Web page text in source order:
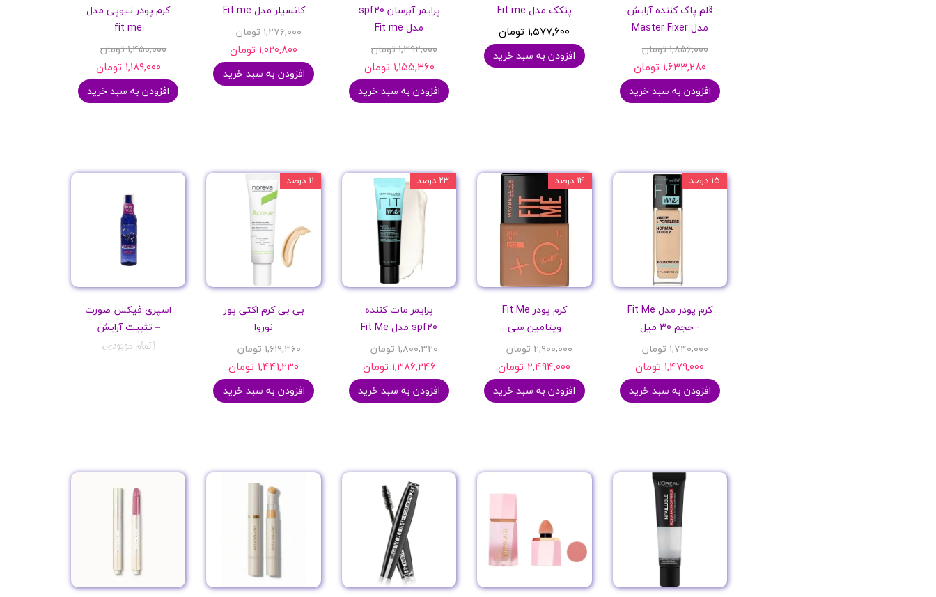
قلم پاک کننده آرایش
مدل Master Fixer
۱,۸۵۶,۰۰۰ تومان
۱,۶۳۳,۲۸۰ تومان
افزودن به سبد خرید
پنکک مدل Fit me
۱,۵۷۷,۶۰۰ تومان
افزودن به سبد خرید
پرایمر آبرسان spf20
مدل Fit me
۱,۳۹۲,۰۰۰ تومان
۱,۱۵۵,۳۶۰ تومان
افزودن به سبد خرید
کانسیلر مدل Fit me
۱,۲۷۶,۰۰۰ تومان
۱,۰۲۰,۸۰۰ تومان
افزودن به سبد خرید
کرم پودر تیوپی مدل
fit me
۱,۴۵۰,۰۰۰ تومان
۱,۱۸۹,۰۰۰ تومان
افزودن به سبد خرید
کرم پودر مدل Fit Me
- حجم 30 میل
۱,۷۴۰,۰۰۰ تومان
۱,۴۷۹,۰۰۰ تومان
افزودن به سبد خرید
۱۵ درصد
کرم پودر Fit Me
ویتامین سی
۲,۹۰۰,۰۰۰ تومان
۲,۴۹۴,۰۰۰ تومان
افزودن به سبد خرید
۱۴ درصد
پرایمر مات کننده
spf20 مدل Fit Me
۱,۸۰۰,۳۲۰ تومان
۱,۳۸۶,۲۴۶ تومان
افزودن به سبد خرید
۲۳ درصد
بی بی کرم اکتی پور
نوروا
۱,۶۱۹,۳۶۰ تومان
۱,۴۴۱,۲۳۰ تومان
افزودن به سبد خرید
۱۱ درصد
اسپری فیکس صورت
– تثبیت آرایش
اتمام موجودی